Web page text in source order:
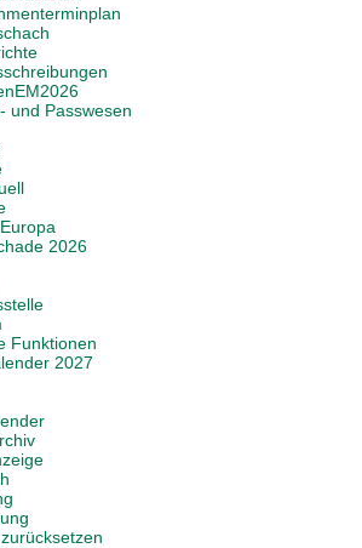
und Passwesen
2026
Funktionen
2027